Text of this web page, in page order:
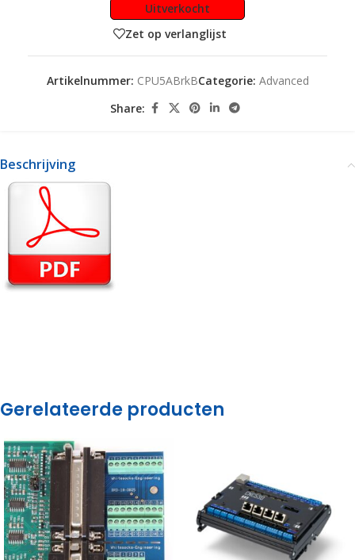
Uitverkocht
Zet op verlanglijst
Artikelnummer: CPU5ABrkBCategorie: Advanced
Share:
Beschrijving
Gerelateerde producten